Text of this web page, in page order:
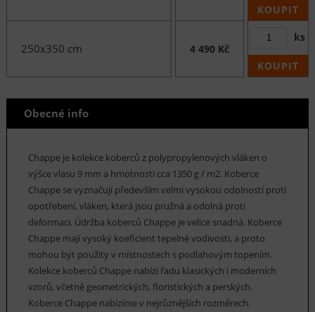
KOUPIT
250x350 cm 4 490 Kč
ks
KOUPIT
Obecné info
Chappe je kolekce koberců z polypropylenových vláken o
výšce vlasu 9 mm a hmotnosti cca 1350 g / m2. Koberce
Chappe se vyznačují především velmi vysokou odolností proti
opotřebení, vláken, která jsou pružná a odolná proti
deformaci. Údržba koberců Chappe je velice snadná. Koberce
Chappe mají vysoký koeficient tepelné vodivosti, a proto
mohou být použity v místnostech s podlahovým topením.
Kolekce koberců Chappe nabízí řadu klasických i moderních
vzorů, včetně geometrických, floristických a perských.
Koberce Chappe nabízíme v nejrůznějších rozměrech.